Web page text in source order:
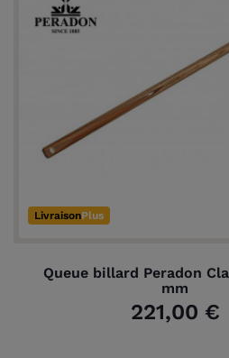
LivraisonPlus
Queue billard Peradon
mm
221,00 €